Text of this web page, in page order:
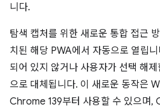
니다.
탐색 캡처를 위한 새로운 통합 접근
치된 해당 PWA에서 자동으로 열립
되어 있지 않거나 사용자가 선택 해
으로 대체됩니다. 이 새로운 동작은
Chrome 139부터 사용할 수 있으며,